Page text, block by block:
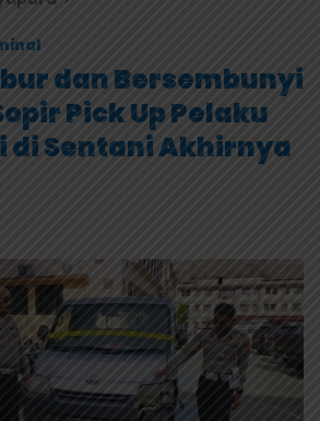
dan Bersembunyi
Pick Up Pelaku
di Sentani Akhirnya